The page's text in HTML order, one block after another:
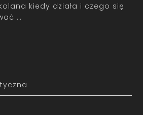
kiedy działa i czego się
…